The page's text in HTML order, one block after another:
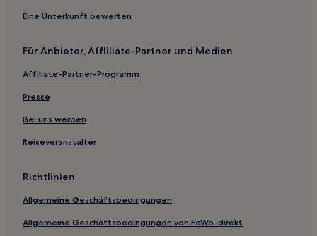
Alpujarra Granadina: Hotels
Trujillos Hotels
La Paz Hotels
Hotels nahe Palacio de Comares
Portugos Hotels
Hotels nahe Calle Elvira
Hotels nahe Cuesta de la Alhacaba
Hotels nahe Kloster San Jeronimo
Chite Hotels
Eine Unterkunft bewerten
Für Anbieter, Affliliate-Partner und Medien
Affiliate-Partner-Programm
Presse
Bei uns werben
Reiseveranstalter
Richtlinien
Allgemeine Geschäftsbedingungen
Allgemeine Geschäftsbedingungen von FeWo-direkt